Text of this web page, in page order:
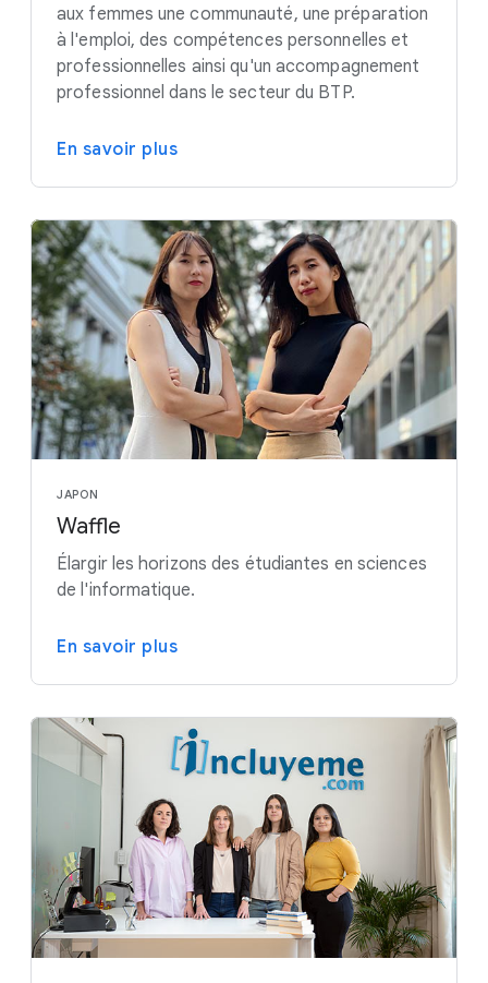
aux femmes une communauté, une préparation
à l'emploi, des compétences personnelles et
professionnelles ainsi qu'un accompagnement
professionnel dans le secteur du BTP.
En savoir plus
JAPON
Waffle
Élargir les horizons des étudiantes en sciences
de l'informatique.
En savoir plus